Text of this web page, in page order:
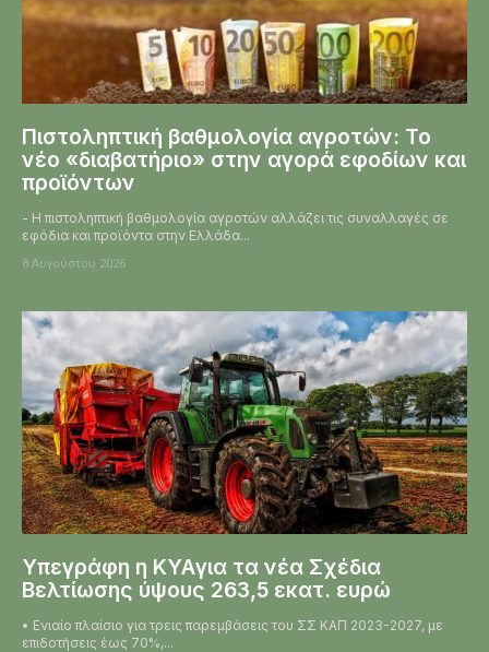
Πιστοληπτική βαθμολογία αγροτών: Το
νέο «διαβατήριο» στην αγορά εφοδίων και
προϊόντων
- Η πιστοληπτική βαθμολογία αγροτών αλλάζει τις συναλλαγές σε
εφόδια και προϊόντα στην Ελλάδα...
8 Αυγούστου 2026
Υπεγράφη η KYAγια τα νέα Σχέδια
Βελτίωσης ύψους 263,5 εκατ. ευρώ
• Ενιαίο πλαίσιο για τρεις παρεμβάσεις του ΣΣ ΚΑΠ 2023-2027, με
επιδοτήσεις έως 70%,...